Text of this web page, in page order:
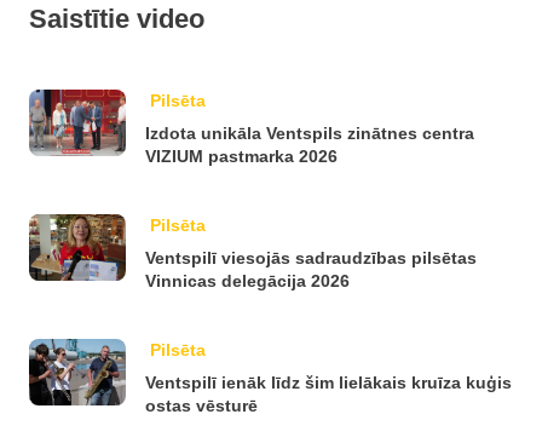
Saistītie video
Pilsēta
Izdota unikāla Ventspils zinātnes centra
VIZIUM pastmarka 2026
Pilsēta
Ventspilī viesojās sadraudzības pilsētas
Vinnicas delegācija 2026
Pilsēta
Ventspilī ienāk līdz šim lielākais kruīza kuģis
ostas vēsturē